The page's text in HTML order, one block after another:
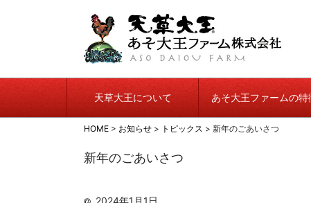
天草大王について あそ大王ファームの特
HOME > お知らせ > トピックス > 新年のごあいさつ
新年のごあいさつ
2024年1月1日